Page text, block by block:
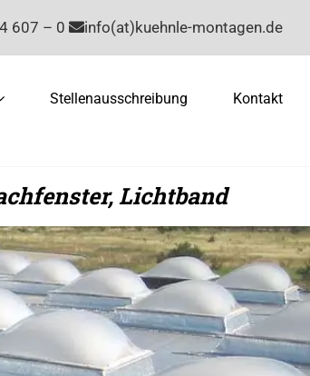
607 – 0 info(at)kuehnle-montagen.de
Stellenausschreibung Kontakt
Lichtband